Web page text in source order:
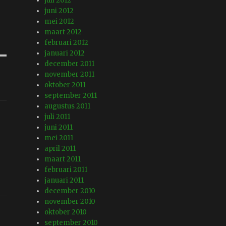
juni 2012
mei 2012
maart 2012
februari 2012
januari 2012
december 2011
november 2011
oktober 2011
september 2011
augustus 2011
juli 2011
juni 2011
mei 2011
april 2011
maart 2011
februari 2011
januari 2011
december 2010
november 2010
oktober 2010
september 2010